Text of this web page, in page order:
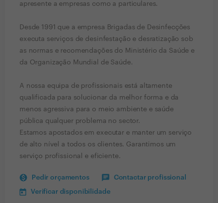
apresente a empresas como a particulares.
Desde 1991 que a empresa Brigadas de Desinfecções
executa serviços de desinfestação e desratização sob
as normas e recomendações do Ministério da Saúde e
da Organização Mundial de Saúde.
A nossa equipa de profissionais está altamente
qualificada para solucionar da melhor forma e da
menos agressiva para o meio ambiente e saúde
pública qualquer problema no sector.
Estamos apostados em executar e manter um serviço
de alto nível a todos os clientes. Garantimos um
serviço profissional e eficiente.
Pedir orçamentos Contactar profissional
Verificar disponibilidade